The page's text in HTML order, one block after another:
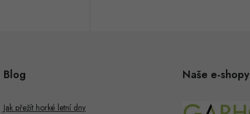
Blog
Jak přežít horké letní dny
Naše e-shopy